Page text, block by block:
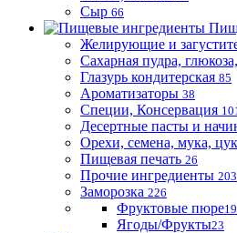
Сыр 66
Желирующие и
Сахарная пудра,
Глазурь кондитерская 85
Ароматизаторы 38
Специи, Консервация
Десертные пасты и
Орехи, семена, мука,
Пищевая печать 26
Прочие ингредиенты 203
Заморозка 226
Фруктовые пюре
Ягоды/Фрукты23